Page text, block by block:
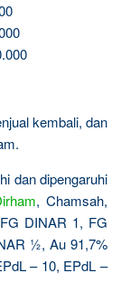
kembali, dan
dan dipengaruhi
, Chamsah,
DINAR 1, FG
½, Au 91,7%
– 10, EPdL –